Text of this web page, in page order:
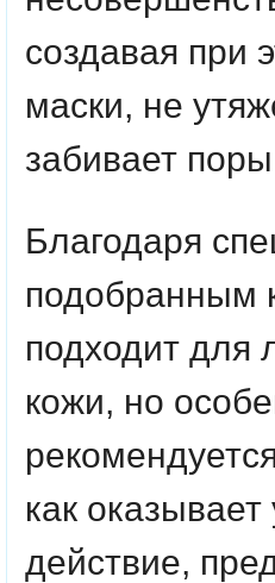
создавая при
маски, не
забивает
Благодаря
подобранным
подходит для
кожи, но
как
действие,